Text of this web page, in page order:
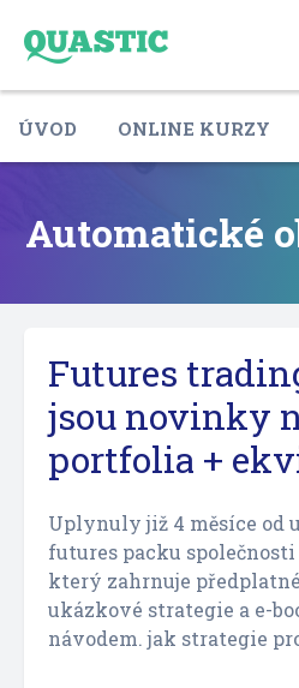
ÚVOD ONLINE KURZY
Automatické
Futures
jsou novinky
portfolia +
Uplynuly již 4 měsíce od
futures packu
který zahrnuje
ukázkové strategie a e-
návodem. jak strategie